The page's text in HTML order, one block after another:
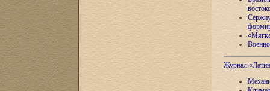
Журнал